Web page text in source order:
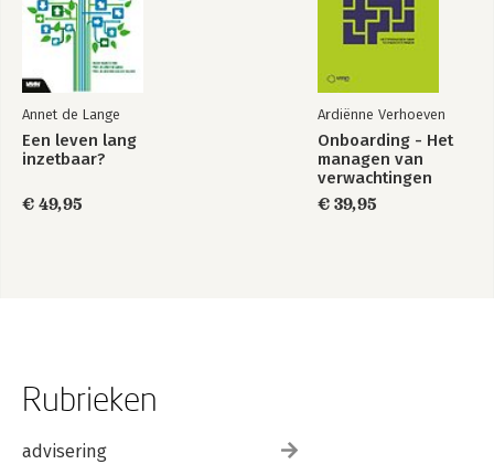
Annet de Lange
Een leven lang
inzetbaar?
€ 49,95
Ardiënne Verhoeven
Onboarding - Het
managen van
verwachtingen
€ 39,95
Rubrieken
advisering